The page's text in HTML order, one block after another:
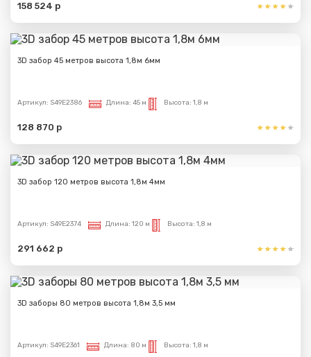
158 524 р
3D забор 45 метров высота 1,8м 6мм
Артикул: S49E2386 Длина: 45 м Высота: 1,8 м
128 870 р
3D забор 120 метров высота 1,8м 4мм
Артикул: S49E2374 Длина: 120 м Высота: 1,8 м
291 662 р
3D заборы 80 метров высота 1,8м 3,5 мм
Артикул: S49E2361 Длина: 80 м Высота: 1,8 м
Сообщение успешно
отправлено
Спасибо за обращение, наш специалист свяжется с